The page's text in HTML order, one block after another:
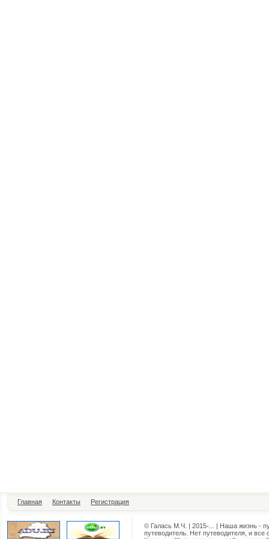
Главная Контакты Регистрация
© Галась М.Ч. | 2015-... | Наша жизнь -
путеводитель. Нет путеводителя, и все